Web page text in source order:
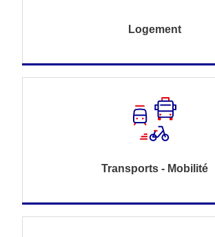
Logement
Transports - Mobilité